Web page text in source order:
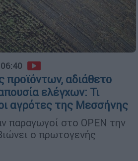
προϊόντων, αδιάθετο
ελέγχων: Τι
αγρότες της Μεσσήνης
παραγωγοί στο OPEN την
ο πρωτογενής